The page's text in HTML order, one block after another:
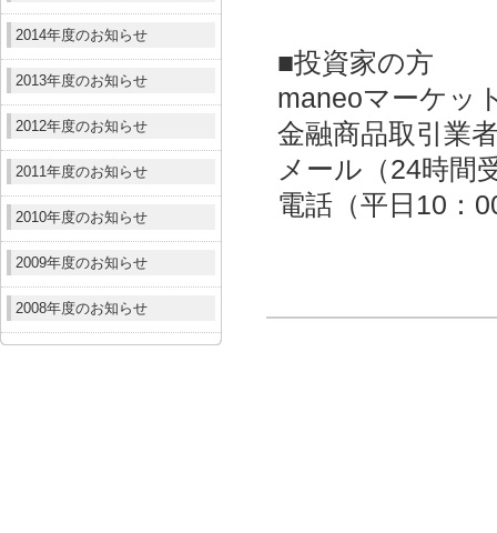
2014年度のお知らせ
2013年度のお知らせ
2012年度のお知らせ
2011年度のお知らせ
2010年度のお知らせ
2009年度のお知らせ
2008年度のお知らせ
■投資家の方
maneoマーケッ
金融商品取引業
メール（24時間
電話（平日10：